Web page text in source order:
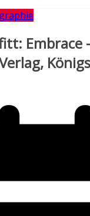
Embrace